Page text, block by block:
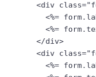
<div
<%=
<%=
  </div>
<div
<%=